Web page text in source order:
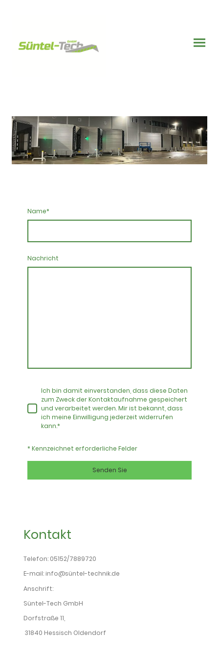
Name*
Nachricht
Ich bin damit einverstanden, dass diese Daten
zum Zweck der Kontaktaufnahme gespeichert
und verarbeitet werden. Mir ist bekannt, dass
ich meine Einwilligung jederzeit widerrufen
kann.*
* Kennzeichnet erforderliche Felder
Senden Sie
Kontakt
Telefon: 05152/7889720
E-mail: info@süntel-technik.de
Anschrift:
Süntel-Tech GmbH
Dorfstraße 11,
31840 Hessisch Oldendorf